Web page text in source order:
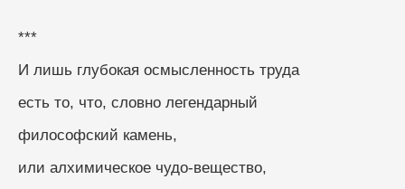
***
И лишь глубокая осмысленность труда
есть то, что, словно легендарный
философский камень,
или алхимическое чудо-вещество,